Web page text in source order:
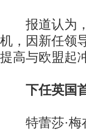
报道认为，
机，因新任领
提高与欧盟起
下任英国
特蕾莎·梅